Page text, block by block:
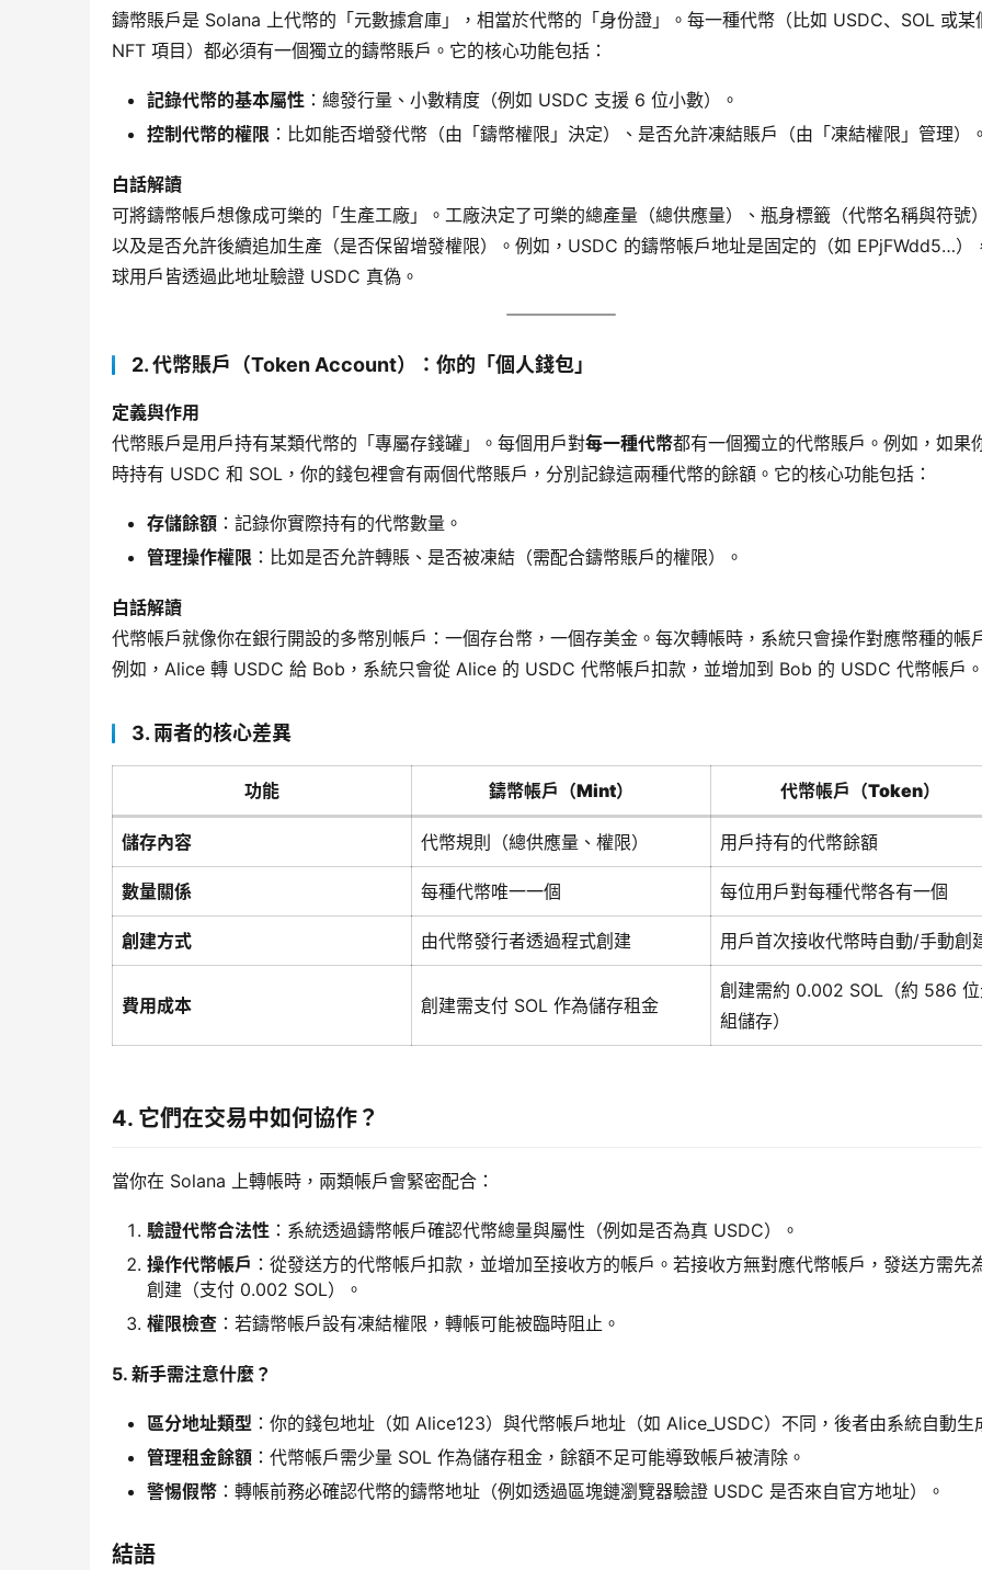
鑄幣賬戶是 Solana 上代幣的「元數據倉庫」，相當於代幣的「身份證」。每一種代幣（比如 USDC、SOL 或某
NFT 項目）都必須有一個獨立的鑄幣賬戶。它的核心功能包括：
記錄代幣的基本屬性 ：總發行量、小數精度（例如 USDC 支援 6 位小數）。
控制代幣的權限 ：比如能否增發代幣（由「鑄幣權限」決定）、是否允許凍結賬戶（由「凍結權限」管理）
白話解讀
可將鑄幣帳戶想像成可樂的「生產工廠」。工廠決定了可樂的總產量（總供應量）、瓶身標籤（代幣名稱與符號
以及是否允許後續追加生產（是否保留增發權限）。例如，USDC 的鑄幣帳戶地址是固定的（如 EPjFWdd5…）
球用戶皆透過此地址驗證 USDC 真偽。
​2. 代幣賬戶（Token Account）：你的「個人錢包」
定義與作用
代幣賬戶是用戶持有某類代幣的「專屬存錢罐」。每個用戶對每一種代幣都有一個獨立的代幣賬戶。例如，如果
時持有 USDC 和 SOL，你的錢包裡會有兩個代幣賬戶，分別記錄這兩種代幣的餘額。它的核心功能包括：
存儲餘額 ：記錄你實際持有的代幣數量。
管理操作權限 ：比如是否允許轉賬、是否被凍結（需配合鑄幣賬戶的權限）。
白話解讀
代幣帳戶就像你在銀行開設的多幣別帳戶：一個存台幣，一個存美金。每次轉帳時，系統只會操作對應幣種的帳
例如，Alice 轉 USDC 給 Bob，系統只會從 Alice 的 USDC 代幣帳戶扣款，並增加到 Bob 的 USDC 代幣帳戶
3. 兩者的核心差異
功能 鑄幣帳戶（Mint） 代幣帳戶（Token）
儲存內容 代幣規則（總供應量、權限） 用戶持有的代幣餘額
數量關係 每種代幣唯一一個 每位用戶對每種代幣各有一個
創建方式 由代幣發行者透過程式創建 用戶首次接收代幣時自動/手動創
費用成本 創建需支付 SOL 作為儲存租金
創建需約 0.002 SOL（約 586
組儲存）
4. 它們在交易中如何協作？
當你在 Solana 上轉帳時，兩類帳戶會緊密配合：
驗證代幣合法性 ：系統透過鑄幣帳戶確認代幣總量與屬性（例如是否為真 USDC）。
操作代幣帳戶 ：從發送方的代幣帳戶扣款，並增加至接收方的帳戶。若接收方無對應代幣帳戶，發送方需先
創建（支付 0.002 SOL）。
權限檢查 ：若鑄幣帳戶設有凍結權限，轉帳可能被臨時阻止。
5. 新手需注意什麼？
區分地址類型 ：你的錢包地址（如 Alice123）與代幣帳戶地址（如 Alice_USDC）不同，後者由系統自動生
管理租金餘額 ：代幣帳戶需少量 SOL 作為儲存租金，餘額不足可能導致帳戶被清除。
警惕假幣 ：轉帳前務必確認代幣的鑄幣地址（例如透過區塊鏈瀏覽器驗證 USDC 是否來自官方地址）。
結語